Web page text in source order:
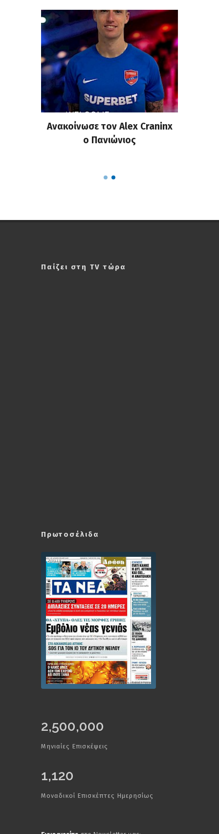
Ανακοίνωσε τον Alex Craninx
ο Πανιώνιος
Παίζει στη TV τώρα
Πρωτοσέλιδα
2,500,000
Μηνιαίες Επισκέψεις
1,120
Μοναδικοί Επισκέπτες Ημερησίως